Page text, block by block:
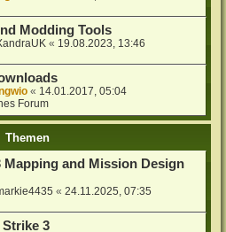
Modding Tools
« 19.08.2023, 13:46
« 14.01.2017, 05:04
Forum
Themen
Mapping and Mission Design
«24.11.2025, 07:35
Strike 3